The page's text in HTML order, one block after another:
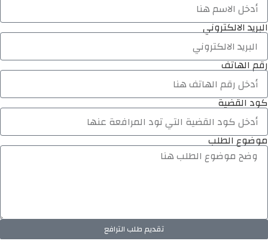
البريد الالكتروني
رقم الهاتف
كود القضية
موضوع الطلب
تقديم طلب الترافع